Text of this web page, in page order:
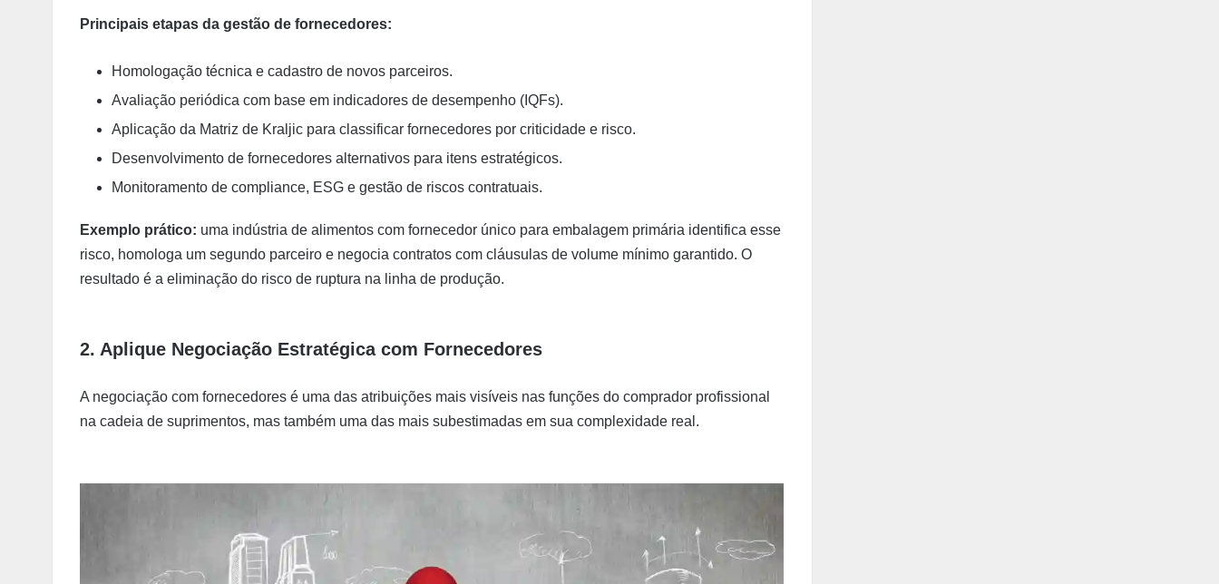
Principais etapas da gestão de fornecedores:
Homologação técnica e cadastro de novos parceiros.
Avaliação periódica com base em indicadores de desempenho (IQFs).
Aplicação da Matriz de Kraljic para classificar fornecedores por criticidade e risco.
Desenvolvimento de fornecedores alternativos para itens estratégicos.
Monitoramento de compliance, ESG e gestão de riscos contratuais.
Exemplo prático: uma indústria de alimentos com fornecedor único para embalagem primária identifica esse
risco, homologa um segundo parceiro e negocia contratos com cláusulas de volume mínimo garantido. O
resultado é a eliminação do risco de ruptura na linha de produção.
2. Aplique Negociação Estratégica com Fornecedores
A negociação com fornecedores é uma das atribuições mais visíveis nas funções do comprador profissional
na cadeia de suprimentos, mas também uma das mais subestimadas em sua complexidade real.